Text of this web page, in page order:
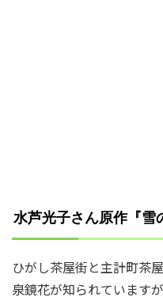
水芦光子さん原作『雪
ひがし茶屋街と主計町茶
泉鏡花が知られています